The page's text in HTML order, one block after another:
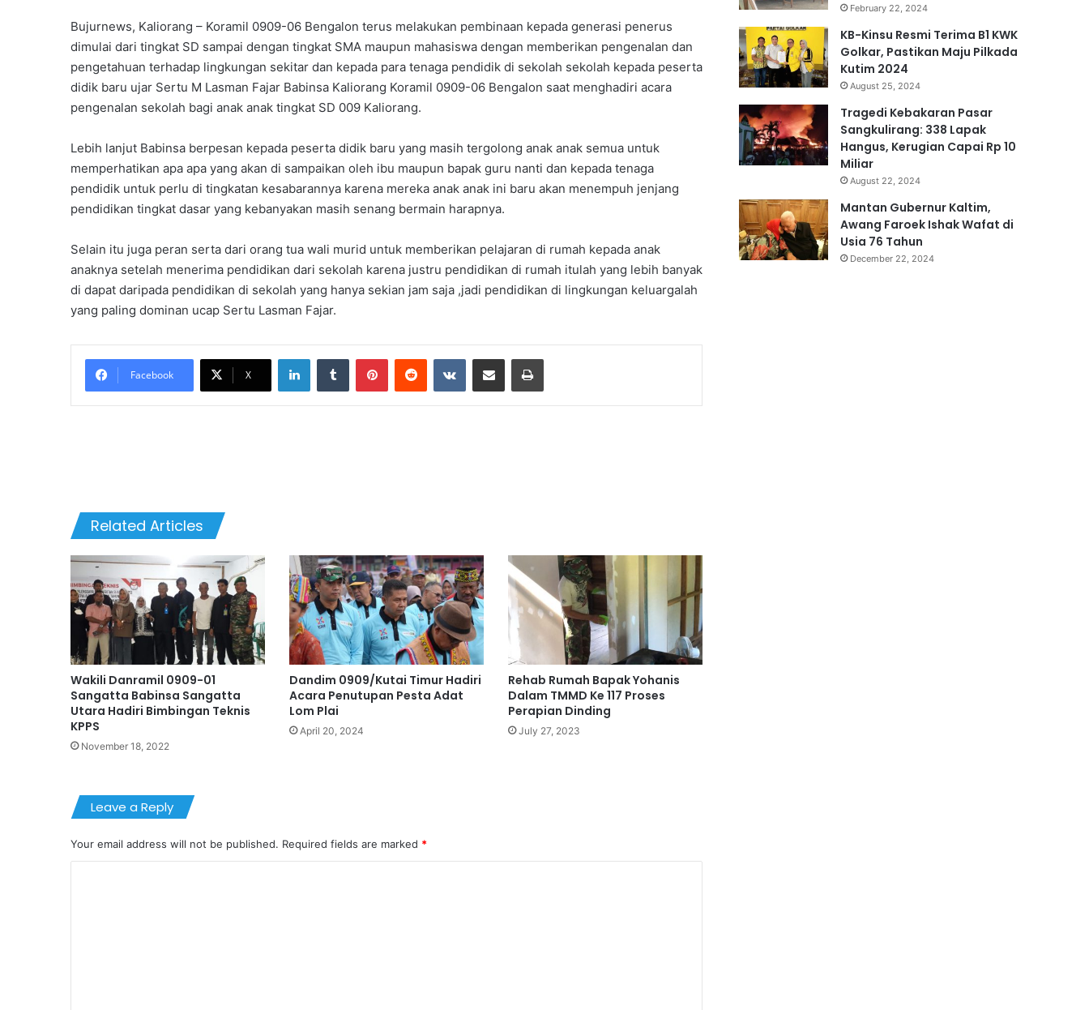
Bujurnews, Kaliorang – Koramil 0909-06 Bengalon terus melakukan pembinaan kepada generasi penerus
dimulai dari tingkat SD sampai dengan tingkat SMA maupun mahasiswa dengan memberikan pengenalan dan
pengetahuan terhadap lingkungan sekitar dan kepada para tenaga pendidik di sekolah sekolah kepada peserta
didik baru ujar Sertu M Lasman Fajar Babinsa Kaliorang Koramil 0909-06 Bengalon saat menghadiri acara
pengenalan sekolah bagi anak anak tingkat SD 009 Kaliorang.
Lebih lanjut Babinsa berpesan kepada peserta didik baru yang masih tergolong anak anak semua untuk
memperhatikan apa apa yang akan di sampaikan oleh ibu maupun bapak guru nanti dan kepada tenaga
pendidik untuk perlu di tingkatan kesabarannya karena mereka anak anak ini baru akan menempuh jenjang
pendidikan tingkat dasar yang kebanyakan masih senang bermain harapnya.
Selain itu juga peran serta dari orang tua wali murid untuk memberikan pelajaran di rumah kepada anak
anaknya setelah menerima pendidikan dari sekolah karena justru pendidikan di rumah itulah yang lebih banyak
di dapat daripada pendidikan di sekolah yang hanya sekian jam saja ,jadi pendidikan di lingkungan keluargalah
yang paling dominan ucap Sertu Lasman Fajar.
Facebook X
LinkedInTumblr PinterestReddit VKontakteShare via Email Print
Related Articles
Wakili Danramil 0909-01
Sangatta Babinsa Sangatta
Utara Hadiri Bimbingan Teknis
KPPS
November 18, 2022
Dandim 0909/Kutai Timur Hadiri
Acara Penutupan Pesta Adat
Lom Plai
April 20, 2024
Rehab Rumah Bapak Yohanis
Dalam TMMD Ke 117 Proses
Perapian Dinding
July 27, 2023
Leave a Reply
Your email address will not be published. Required fields are marked *
February 22, 2024
KB-Kinsu Resmi Terima B1 KWK
Golkar, Pastikan Maju Pilkada
Kutim 2024
August 25, 2024
Tragedi Kebakaran Pasar
Sangkulirang: 338 Lapak
Hangus, Kerugian Capai Rp 10
Miliar
August 22, 2024
Mantan Gubernur Kaltim,
Awang Faroek Ishak Wafat di
Usia 76 Tahun
December 22, 2024